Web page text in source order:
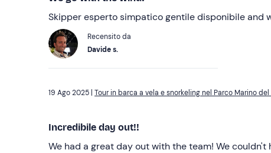
Skipper esperto simpatico gentile disponibile and
Recensito da
Davide s.
Tour in barca a vela e snorkeling nel Parco Marino
Incredibile day out!!
We had a great day out with the team! We couldn't